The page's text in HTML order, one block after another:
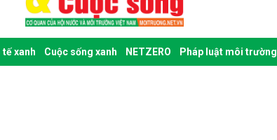
tế xanh Cuộc sống xanh NETZERO Pháp luật môi trường